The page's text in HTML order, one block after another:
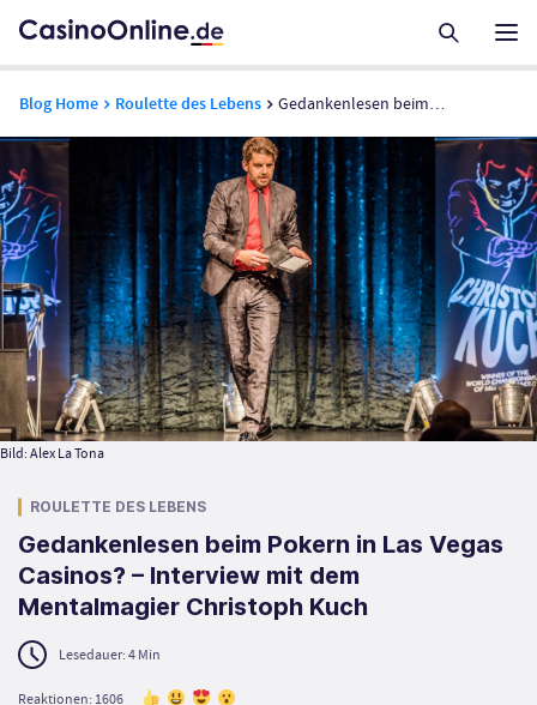
Blog Home Roulette des Lebens Gedankenlesen beim Pokern in Las Vegas Casinos? – Interview mit dem Mentalmagier Christoph Kuch
Bild: Alex La Tona
ROULETTE DES LEBENS
Gedankenlesen beim Pokern in Las Vegas
Casinos? – Interview mit dem
Mentalmagier Christoph Kuch
Lesedauer:4Min
Reaktionen: 1606